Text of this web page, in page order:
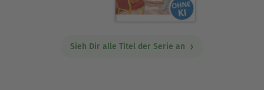
Sieh Dir alle Titel der Serie an